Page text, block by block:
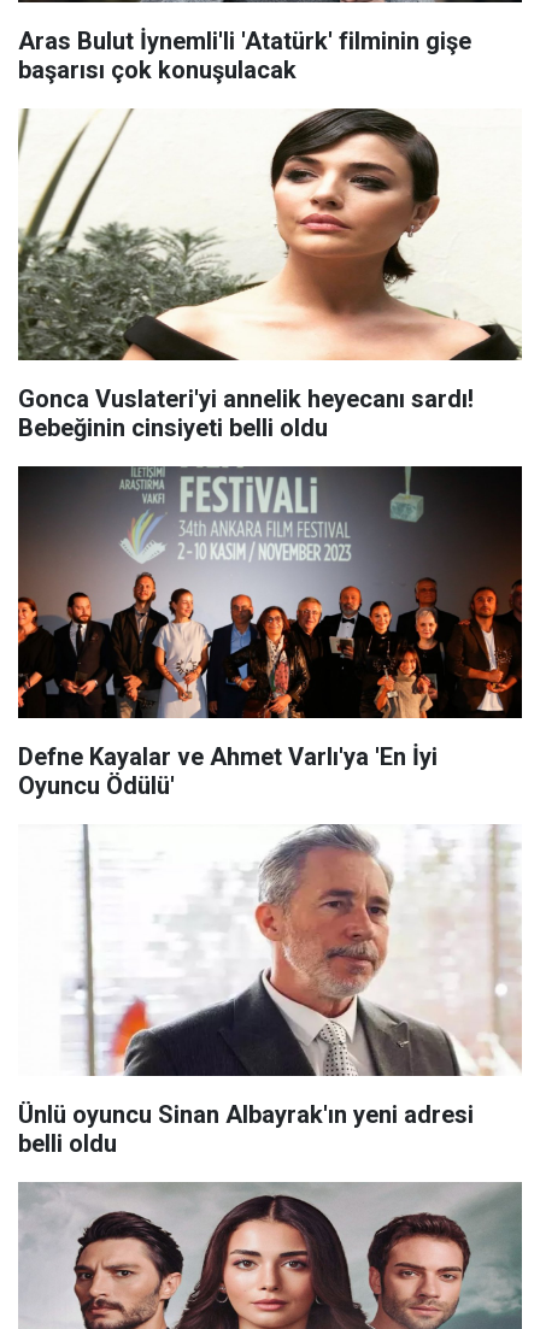
Aras Bulut İynemli'li 'Atatürk' filminin gişe
başarısı çok konuşulacak
Gonca Vuslateri'yi annelik heyecanı sardı!
Bebeğinin cinsiyeti belli oldu
Defne Kayalar ve Ahmet Varlı'ya 'En İyi
Oyuncu Ödülü'
Ünlü oyuncu Sinan Albayrak'ın yeni adresi
belli oldu